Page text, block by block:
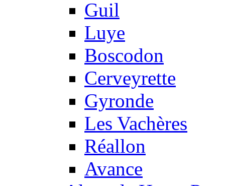
Guil
Luye
Boscodon
Cerveyrette
Gyronde
Les Vachères
Réallon
Avance